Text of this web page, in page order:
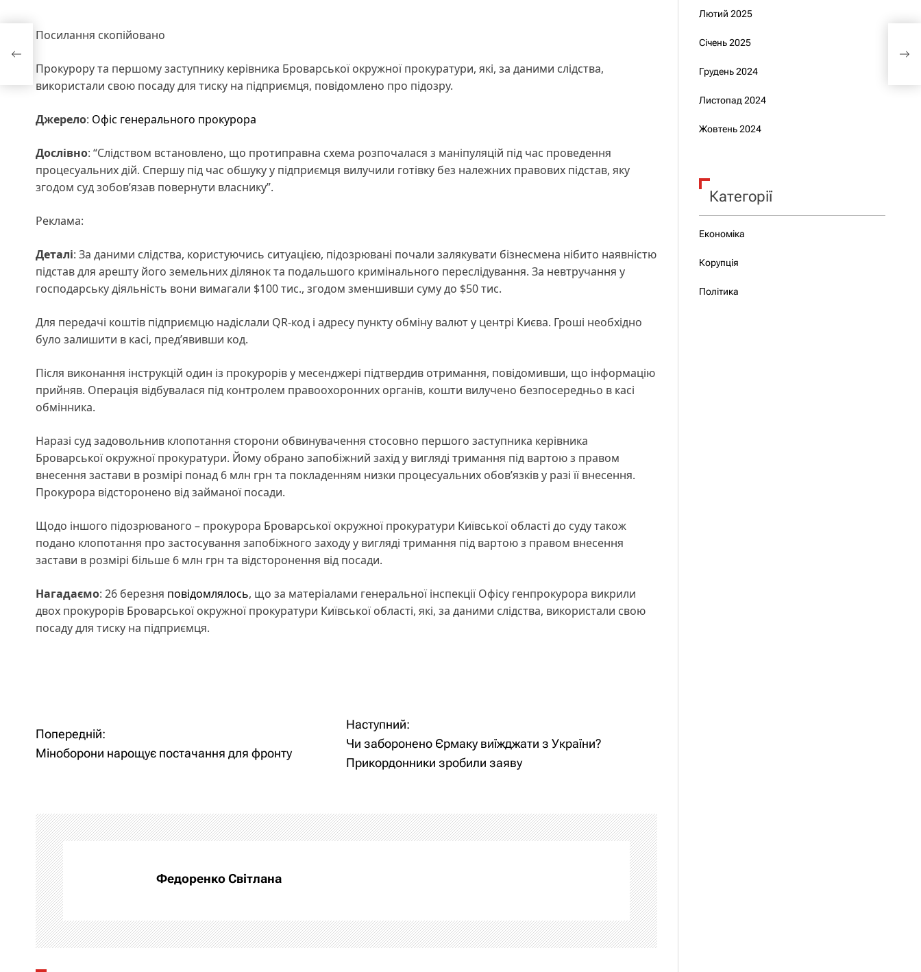
Посилання скопійовано
Прокурору та першому заступнику керівника Броварської окружної прокуратури, які, за даними слідства,
використали свою посаду для тиску на підприємця, повідомлено про підозру.
Джерело: Офіс генерального прокурора
Дослівно: “Слідством встановлено, що протиправна схема розпочалася з маніпуляцій під час проведення
процесуальних дій. Спершу під час обшуку у підприємця вилучили готівку без належних правових підстав, яку
згодом суд зобов’язав повернути власнику”.
Реклама:
Деталі: За даними слідства, користуючись ситуацією, підозрювані почали залякувати бізнесмена нібито наявністю
підстав для арешту його земельних ділянок та подальшого кримінального переслідування. За невтручання у
господарську діяльність вони вимагали $100 тис., згодом зменшивши суму до $50 тис.
Для передачі коштів підприємцю надіслали QR-код і адресу пункту обміну валют у центрі Києва. Гроші необхідно
було залишити в касі, пред’явивши код.
Після виконання інструкцій один із прокурорів у месенджері підтвердив отримання, повідомивши, що інформацію
прийняв. Операція відбувалася під контролем правоохоронних органів, кошти вилучено безпосередньо в касі
обмінника.
Наразі суд задовольнив клопотання сторони обвинувачення стосовно першого заступника керівника
Броварської окружної прокуратури. Йому обрано запобіжний захід у вигляді тримання під вартою з правом
внесення застави в розмірі понад 6 млн грн та покладенням низки процесуальних обов’язків у разі її внесення.
Прокурора відсторонено від займаної посади.
Щодо іншого підозрюваного – прокурора Броварської окружної прокуратури Київської області до суду також
подано клопотання про застосування запобіжного заходу у вигляді тримання під вартою з правом внесення
застави в розмірі більше 6 млн грн та відсторонення від посади.
Нагадаємо: 26 березня повідомлялось, що за матеріалами генеральної інспекції Офісу генпрокурора викрили
двох прокурорів Броварської окружної прокуратури Київської області, які, за даними слідства, використали свою
посаду для тиску на підприємця.
Н
а
і
г
а
ц
і
я
Попередній:
Міноборони нарощує постачання для фронту
Наступний:
Чи заборонено Єрмаку виїжджати з України?
Прикордонники зробили заяву
Федоренко Світлана
Лютий 2025
Січень 2025
Грудень 2024
Листопад 2024
Жовтень 2024
Категорії
Економіка
Корупція
Політика